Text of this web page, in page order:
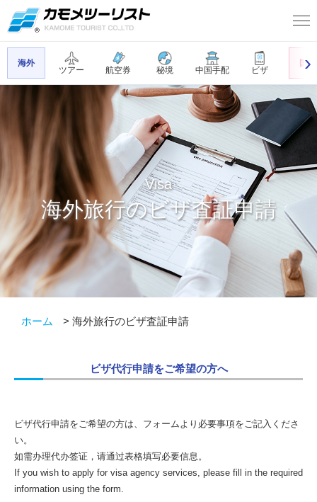
海外
ツアー 航空券 秘境 中国手配 ビザ
国内
Visa
海外旅行のビザ査証申請
ホーム 海外旅行のビザ査証申請
ビザ代行申請をご希望の方へ
ビザ代行申請をご希望の方は、フォームより必要事項をご記入くださ
い。
如需办理代办签证，请通过表格填写必要信息。
If you wish to apply for visa agency services, please fill in the required
information using the form.